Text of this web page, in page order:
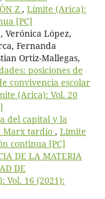
Z , Límite (Arica):
[PC]
Verónica López,
Fernanda
Ortiz-Mallegas,
posiciones de
convivencia escolar
(Arica): Vol. 20
del capital y la
Marx tardío , Límite
continua [PC]
DE LA MATERIA
DE
Vol. 16 (2021):